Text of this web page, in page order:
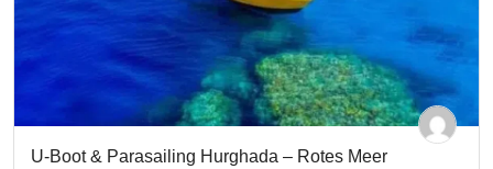
U-Boot & Parasailing Hurghada – Rotes Meer